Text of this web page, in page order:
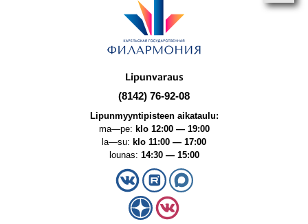
Lipunvaraus
(8142) 76-92-08
Lipunmyyntipisteen aikataulu:
ma—pe: klo 12:00 — 19:00
la—su: klo 11:00 — 17:00
lounas: 14:30 — 15:00